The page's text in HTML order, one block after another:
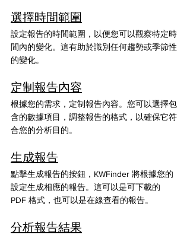
選擇時間範圍
設定報告的時間範圍，以便您可以觀察特定時
間內的變化。這有助於識別任何趨勢或季節性
的變化。
定制報告內容
根據您的需求，定制報告內容。您可以選擇包
含的數據項目，調整報告的格式，以確保它符
合您的分析目的。
生成報告
點擊生成報告的按鈕，KWFinder 將根據您的
設定生成相應的報告。這可以是可下載的
PDF 格式，也可以是在線查看的報告。
分析報告結果